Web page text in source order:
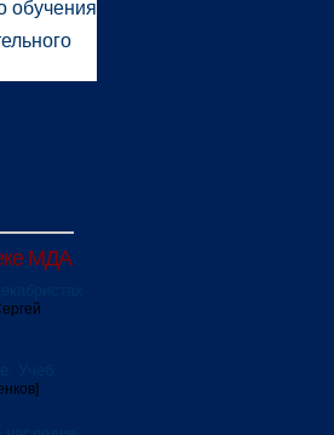
обучения
МДА